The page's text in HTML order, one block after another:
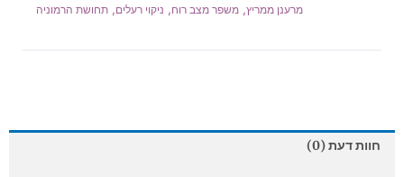
מרענן ממריץ, משפר מצב רוח, ניקוי רעלים, תחושת הרמוניה
חוות דעת (0)